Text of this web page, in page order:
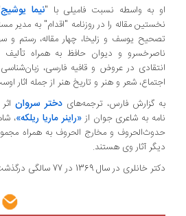
او به واسطه نسبت فامیلی با "نیما یوشیج
نخستین مقاله را در روزنامه "اقدام" به
تصحیح یوسف و زلیخا، چهار مقاله، رستم و
ناصرخسرو و دیوان حافظ به همراه
انتقادی در عروض و قافیه فارسی،
اجتماع، شعر و هنر و تاریخ هنر از جمله اثار
به گزارش فارس، ترجمه‌های دختر سروان
نامه به شاعری جوان از«راینر ماریا ریلکه»،
حدوث‌الحروف و مخارج الحروف به همراه
دیگر آثار وی هستند.
دکتر خانلری در سال 1369 در 77 سالگی درگذشت.